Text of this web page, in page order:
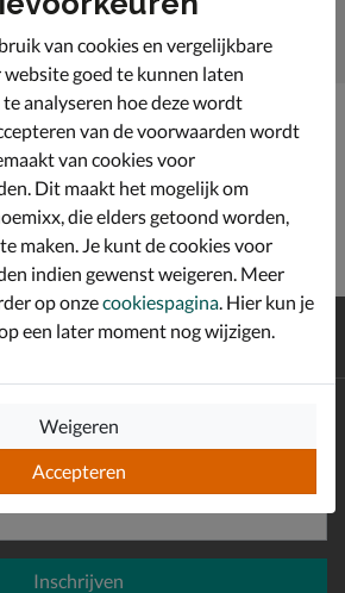
Blackstone
Veterboots - beige
€ 159,99
159,99
retour*
nieuwsbrief en ontvang €10,-
Inschrijven
van cookies en vergelijkbare
goed te kunnen laten
analyseren hoe deze wordt
van de voorwaarden wordt
van cookies voor
Dit maakt het mogelijk om
die elders getoond worden,
maken. Je kunt de cookies voor
indien gewenst weigeren. Meer
op onzecookiespagina . Hier kun je
een later moment nog wijzigen.
Accepteren
Weigeren